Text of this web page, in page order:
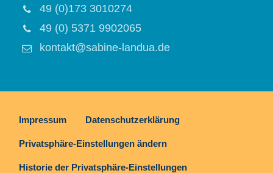
49 (0)173 3010274
49 (0) 5371 9902065
kontakt@sabine-landua.de
Impressum Datenschutzerklärung
Privatsphäre-Einstellungen ändern
Historie der Privatsphäre-Einstellungen